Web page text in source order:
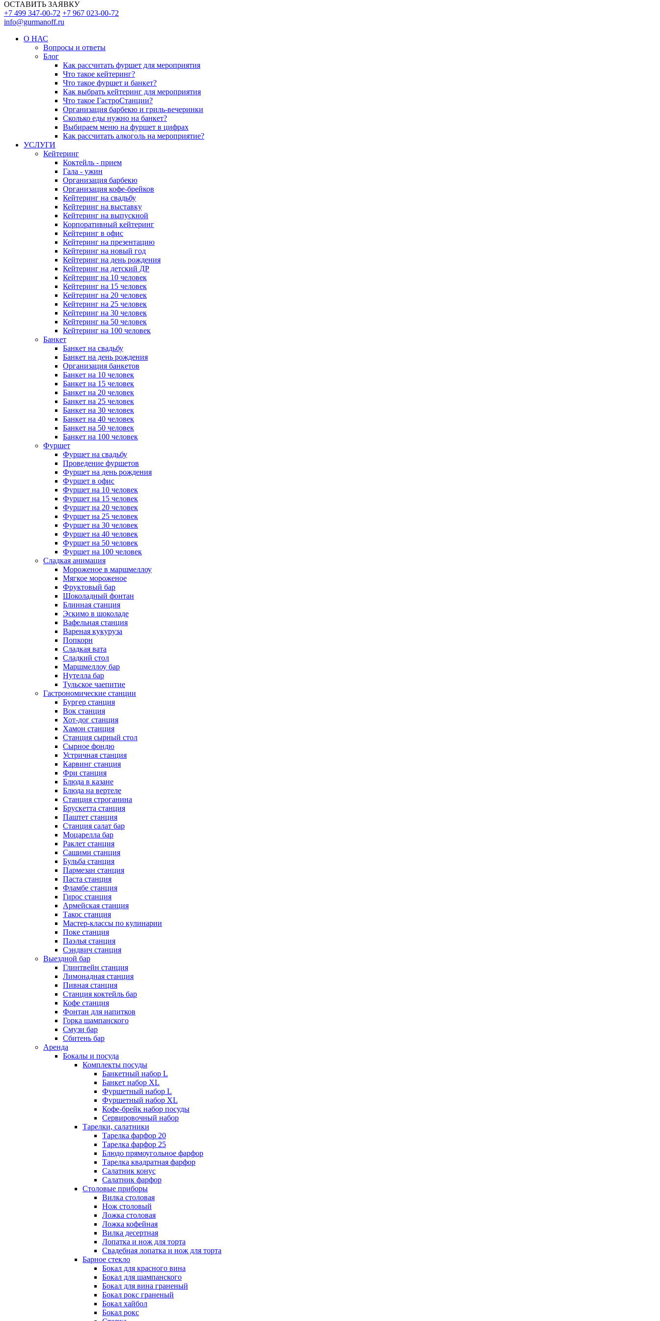
ОСТАВИТЬ ЗАЯВКУ
+7 499 347-00-72 +7 967 023-00-72
info@gurmanoff.ru
О НАС
Вопросы и ответы
Блог
Как рассчитать фуршет для мероприятия
Что такое кейтеринг?
Что такое фуршет и банкет?
Как выбрать кейтеринг для мероприятия
Что такое ГастроСтанции?
Организация барбекю и гриль-вечеринки
Сколько еды нужно на банкет?
Выбираем меню на фуршет в цифрах
Как рассчитать алкоголь на мероприятие?
УСЛУГИ
Кейтеринг
Коктейль - прием
Гала - ужин
Организация барбекю
Организация кофе-брейков
Кейтеринг на свадьбу
Кейтеринг на выставку
Кейтеринг на выпускной
Корпоративный кейтеринг
Кейтеринг в офис
Кейтеринг на презентацию
Кейтеринг на новый год
Кейтеринг на день рождения
Кейтеринг на детский ДР
Кейтеринг на 10 человек
Кейтеринг на 15 человек
Кейтеринг на 20 человек
Кейтеринг на 25 человек
Кейтеринг на 30 человек
Кейтеринг на 50 человек
Кейтеринг на 100 человек
Банкет
Банкет на свадьбу
Банкет на день рождения
Организация банкетов
Банкет на 10 человек
Банкет на 15 человек
Банкет на 20 человек
Банкет на 25 человек
Банкет на 30 человек
Банкет на 40 человек
Банкет на 50 человек
Банкет на 100 человек
Фуршет
Фуршет на свадьбу
Проведение фуршетов
Фуршет на день рождения
Фуршет в офис
Фуршет на 10 человек
Фуршет на 15 человек
Фуршет на 20 человек
Фуршет на 25 человек
Фуршет на 30 человек
Фуршет на 40 человек
Фуршет на 50 человек
Фуршет на 100 человек
Сладкая анимация
Мороженое в маршмеллоу
Мягкое мороженое
Фруктовый бар
Шоколадный фонтан
Блинная станция
Эскимо в шоколаде
Вафельная станция
Вареная кукуруза
Попкорн
Сладкая вата
Сладкий стол
Маршмеллоу бар
Нутелла бар
Тульское чаепитие
Гастрономические станции
Бургер станция
Вок станция
Хот-дог станция
Хамон станция
Станция сырный стол
Сырное фондю
Устричная станция
Карвинг станция
Фри станция
Блюда в казане
Блюда на вертеле
Станция строганина
Брускетта станция
Паштет станция
Станция салат бар
Моцарелла бар
Раклет станция
Сашими станция
Бульба станция
Пармезан станция
Паста станция
Фламбе станция
Гирос станция
Армейская станция
Такос станция
Мастер-классы по кулинарии
Поке станция
Паэлья станция
Сэндвич станция
Выездной бар
Глинтвейн станция
Лимонадная станция
Пивная станция
Станция коктейль бар
Кофе станция
Фонтан для напитков
Горка шампанского
Смузи бар
Сбитень бар
Аренда
Бокалы и посуда
Комплекты посуды
Банкетный набор L
Банкет набор XL
Фуршетный набор L
Фуршетный набор ХL
Кофе-брейк набор посуды
Сервировочный набор
Тарелки, салатники
Тарелка фарфор 20
Тарелка фарфор 25
Блюдо прямоугольное фарфор
Тарелка квадратная фарфор
Салатник конус
Салатник фарфор
Столовые приборы
Вилка столовая
Нож столовый
Ложка столовая
Ложка кофейная
Вилка десертная
Лопатка и нож для торта
Свадебная лопатка и нож для торта
Барное стекло
Бокал для красного вина
Бокал для шампанского
Бокал для вина граненый
Бокал рокс граненый
Бокал хайбол
Бокал рокс